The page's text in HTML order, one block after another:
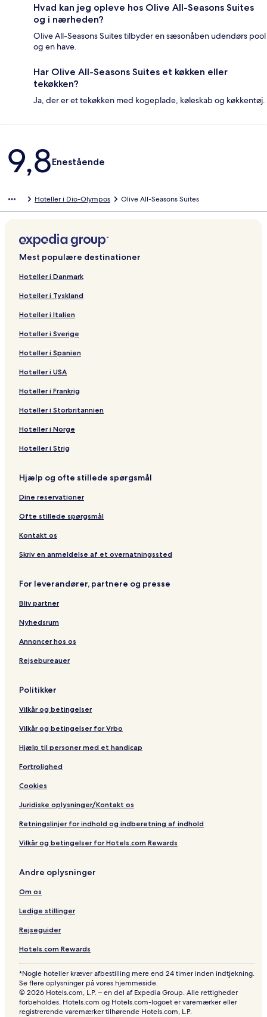
Hvad kan jeg opleve hos Olive All-Seasons Suites
og i nærheden?
Olive All-Seasons Suites tilbyder en sæsonåben udendørs pool
og en have.
Har Olive All-Seasons Suites et køkken eller
tekøkken?
Ja, der er et tekøkken med kogeplade, køleskab og køkkentøj.
Anmeldelser
9,8Enestående
Hoteller i Dio-Olympos Olive All-Seasons Suites
Mest populære destinationer
Hoteller i Danmark
Hoteller i Tyskland
Hoteller i Italien
Hoteller i Sverige
Hoteller i Spanien
Hoteller i USA
Hoteller i Frankrig
Hoteller i Storbritannien
Hoteller i Norge
Hoteller i Strig
Hjælp og ofte stillede spørgsmål
Dine reservationer
Ofte stillede spørgsmål
Kontakt os
Skriv en anmeldelse af et overnatningssted
For leverandører, partnere og presse
Bliv partner
Nyhedsrum
Annoncer hos os
Rejsebureauer
Politikker
Vilkår og betingelser
Vilkår og betingelser for Vrbo
Hjælp til personer med et handicap
Fortrolighed
Cookies
Juridiske oplysninger/Kontakt os
Retningslinjer for indhold og indberetning af indhold
Vilkår og betingelser for Hotels.com Rewards
Andre oplysninger
Om os
Ledige stillinger
Rejseguider
Hotels.com Rewards
*Nogle hoteller kræver afbestilling mere end 24 timer inden indtjekning.
Se flere oplysninger på vores hjemmeside.
© 2026 Hotels.com, L.P. – en del af Expedia Group. Alle rettigheder
forbeholdes. Hotels.com og Hotels.com-logoet er varemærker eller
registrerende varemærker tilhørende Hotels.com, L.P.